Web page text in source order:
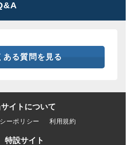
ある質問を見る
イトについて
ーポリシー 利用規約
特設サイト